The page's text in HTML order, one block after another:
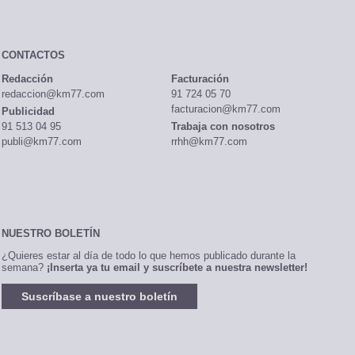
CONTACTOS
Redacción
redaccion@km77.com
Publicidad
91 513 04 95
publi@km77.com
Facturación
91 724 05 70
facturacion@km77.com
Trabaja con nosotros
rrhh@km77.com
NUESTRO BOLETÍN
¿Quieres estar al día de todo lo que hemos publicado durante la
semana? ¡Inserta ya tu email y suscríbete a nuestra newsletter!
Suscríbase a nuestro boletín